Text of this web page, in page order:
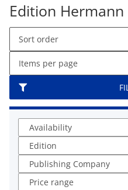
Edition Hermann
Sort order
Items per page
Availability
Edition
Publishing Company
Price range